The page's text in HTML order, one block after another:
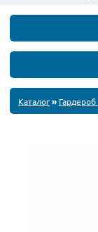
Каталог»